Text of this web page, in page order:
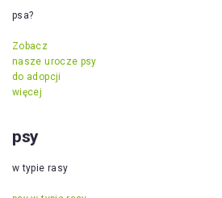
psa?
Zobacz
nasze urocze psy
do adopcji
więcej
psy
w typie rasy